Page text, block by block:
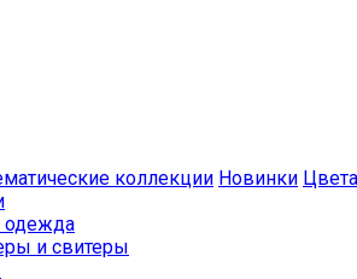
коллекции Новинки Цвета
одежда
и свитеры